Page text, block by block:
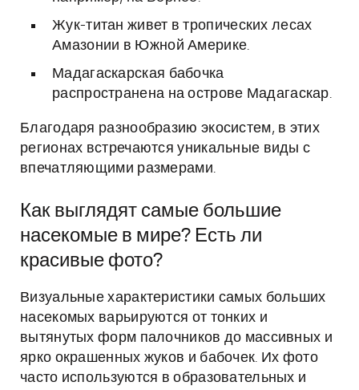
Жук-титан живет в тропических лесах
Амазонии в Южной Америке.
Мадагаскарская бабочка
распространена на острове Мадагаскар.
Благодаря разнообразию экосистем, в этих
регионах встречаются уникальные виды с
впечатляющими размерами.
Как выглядят самые большие
насекомые в мире? Есть ли
красивые фото?
Визуальные характеристики самых больших
насекомых варьируются от тонких и
вытянутых форм палочников до массивных и
ярко окрашенных жуков и бабочек. Их фото
часто используются в образовательных и